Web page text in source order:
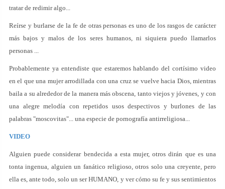
tratar de redimir algo...
Reírse y burlarse de la fe de otras personas es uno de los rasgos de carácter
más bajos y malos de los seres humanos, ni siquiera puedo llamarlos
personas ...
Probablemente ya entendiste que estaremos hablando del cortísimo video
en el que una mujer arrodillada con una cruz se vuelve hacia Dios, mientras
baila a su alrededor de la manera más obscena, tanto viejos y jóvenes, y con
una alegre melodía con repetidos usos despectivos y burlones de las
palabras "moscovitas"... una especie de pornografía antirreligiosa...
VIDEO
Alguien puede considerar bendecida a esta mujer, otros dirán que es una
tonta ingenua, alguien un fanático religioso, otros solo una creyente, pero
ella es, ante todo, solo un ser HUMANO, y ver cómo su fe y sus sentimientos